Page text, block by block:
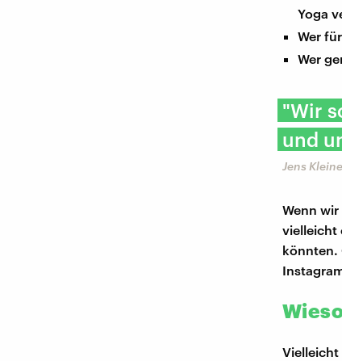
Yoga
Wer
Wer
"Wir
und
Jens
Wenn
vielleicht
könnten.
Vielleicht